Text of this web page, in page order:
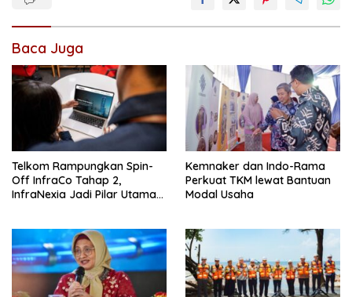
Baca Juga
Telkom Rampungkan Spin-
Off InfraCo Tahap 2,
InfraNexia Jadi Pilar Utama
Kemnaker dan Indo-Rama
Perkuat TKM lewat Bantuan
Modal Usaha